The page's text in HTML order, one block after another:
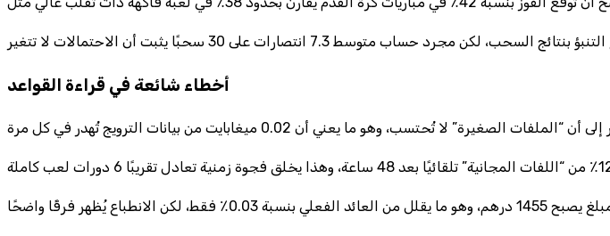
أخطاء شائعة في قراءة القواعد